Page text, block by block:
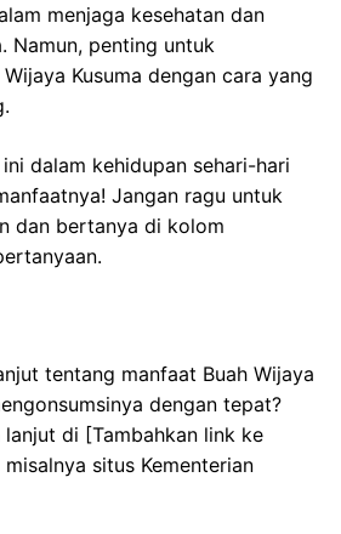
menjaga kesehatan dan
Namun, penting untuk
Kusuma dengan cara yang
dalam kehidupan sehari-hari
Jangan ragu untuk
dan bertanya di kolom
tentang manfaat Buah Wijaya
dengan tepat?
di [Tambahkan link ke
situs Kementerian